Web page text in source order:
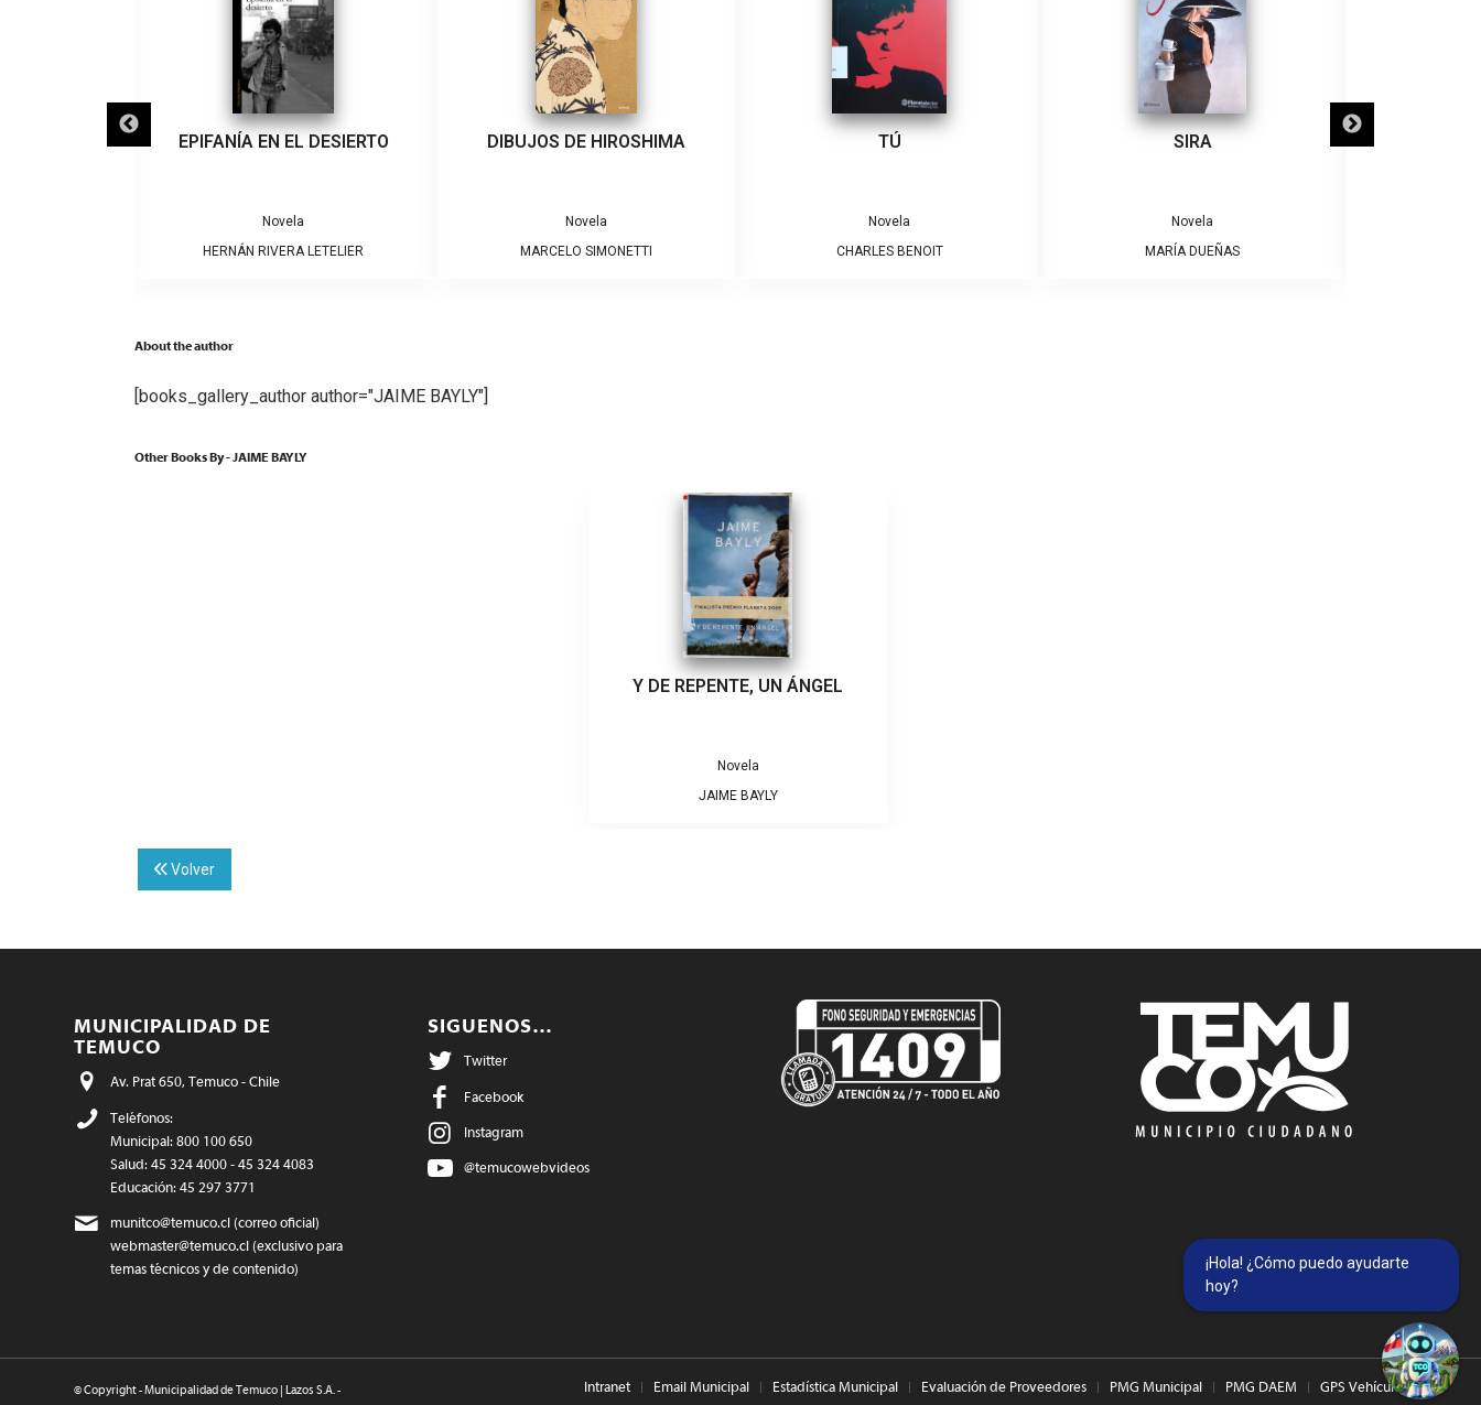
EPIFANÍA EN EL DESIERTO
Novela
HERNÁN RIVERA LETELIER
DIBUJOS DE HIROSHIMA
Novela
MARCELO SIMONETTI
TÚ
Novela
CHARLES BENOIT
SIRA
Novela
MARÍA DUEÑAS
About the author
[books_gallery_author author="JAIME BAYLY"]
Other Books By - JAIME BAYLY
Y DE REPENTE, UN ÁNGEL
Novela
JAIME BAYLY
Volver
MUNICIPALIDAD DE
TEMUCO
Av. Prat 650, Temuco - Chile
Teléfonos:
Municipal: 800 100 650
Salud: 45 324 4000 - 45 324 4083
Educación: 45 297 3771
munitco@temuco.cl (correo oficial)
webmaster@temuco.cl (exclusivo para
temas técnicos y de contenido)
SIGUENOS…
Twitter
Facebook
Instagram
@temucowebvideos
© Copyright - Municipalidad de Temuco | Lazos S.A. - Intranet Email Municipal Estadística Municipal Evaluación de Proveedores PMG Municipal PMG DAEM GPS Vehículos
¡Hola! ¿Cómo puedo ayudarte
hoy?